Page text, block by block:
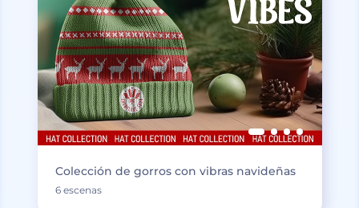
Colección de gorros con vibras navideñas
6 escenas